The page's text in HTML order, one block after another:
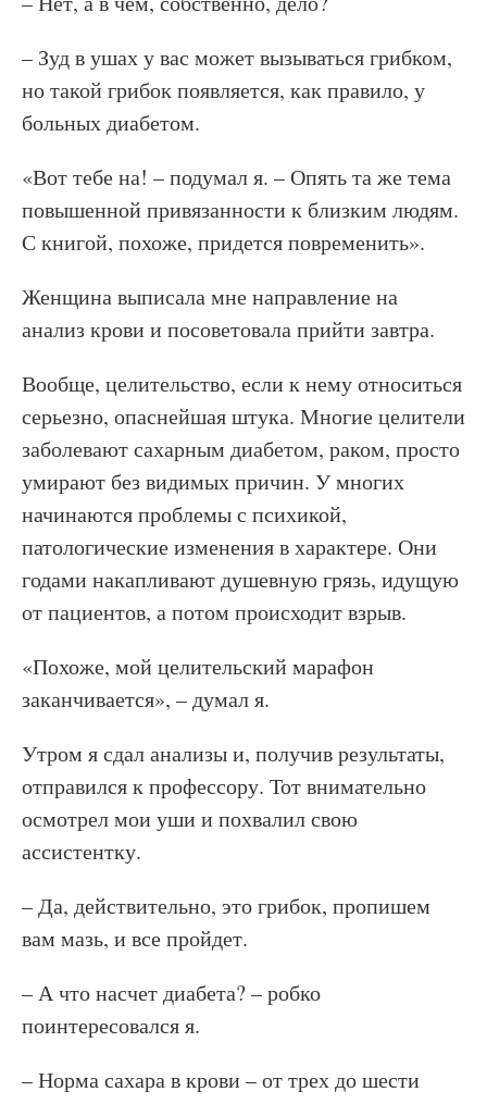
– Зуд в ушах у вас может вызываться грибком,
но такой грибок появляется, как правило, у
больных диабетом.
«Вот тебе на! – подумал я. – Опять та же тема
повышенной привязанности к близким людям.
С книгой, похоже, придется повременить».
Женщина выписала мне направление на
анализ крови и посоветовала прийти завтра.
Вообще, целительство, если к нему относиться
серьезно, опаснейшая штука. Многие целители
заболевают сахарным диабетом, раком, просто
умирают без видимых причин. У многих
начинаются проблемы с психикой,
патологические изменения в характере. Они
годами накапливают душевную грязь, идущую
от пациентов, а потом происходит взрыв.
«Похоже, мой целительский марафон
заканчивается», – думал я.
Утром я сдал анализы и, получив результаты,
отправился к профессору. Тот внимательно
осмотрел мои уши и похвалил свою
ассистентку.
– Да, действительно, это грибок, пропишем
вам мазь, и все пройдет.
– А что насчет диабета? – робко
поинтересовался я.
– Норма сахара в крови – от трех до шести